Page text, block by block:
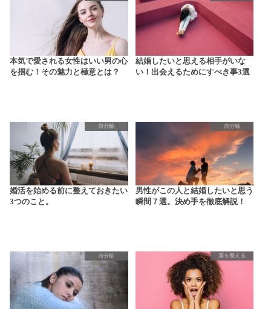
本気で愛される女性はいい男の心
を掴む！その魅力と極意とは？
結婚したいと思える相手がいな
い！出会えるためにすべき事3選
自分軸
婚活を始める前に整えておきたい
3つのこと。
自分軸
男性がこの人と結婚したいと思う
瞬間７選。決め手を徹底解説！
自分軸 運を整える